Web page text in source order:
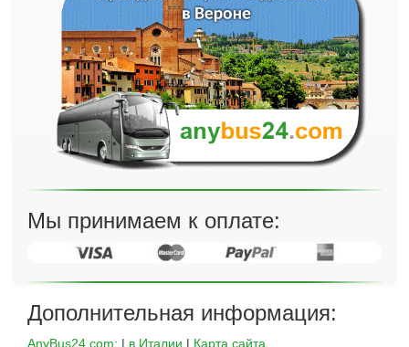
Мы принимаем к оплате:
Дополнительная информация:
AnyBus24.com: | в Италии | Карта сайта